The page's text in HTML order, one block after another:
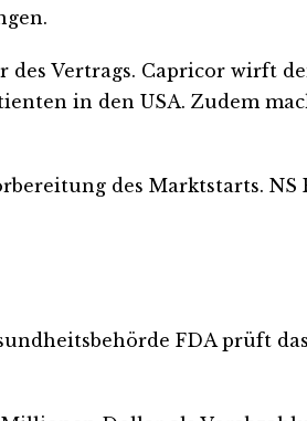
Vertrags. Capricor wirft
in den USA. Zudem
des Marktstarts.
FDA prüft